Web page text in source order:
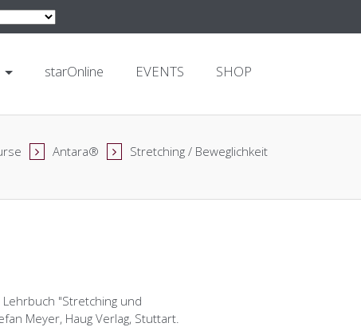
starOnline EVENTS SHOP
Antara® Stretching / Beweglichkeit
"Stretching und
Meyer, Haug Verlag, Stuttart.